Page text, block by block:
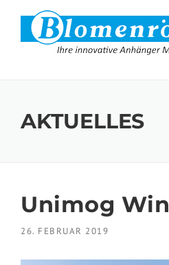
Skip to content
AKTUELLES
Unimog
26. FEBRUAR 2019